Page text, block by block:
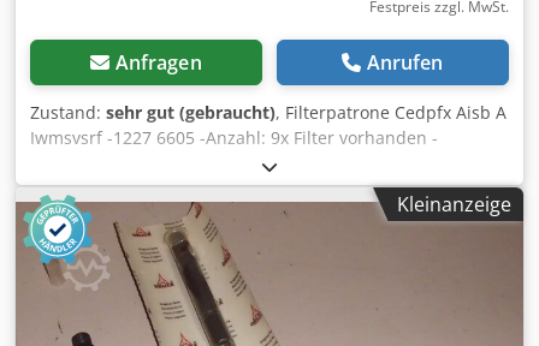
Festpreis zzgl. MwSt.
Anfragen Anrufen
Zustand: sehr gut (gebraucht), Filterpatrone Cedpfx Aisb A
Iwmsvsrf -1227 6605 -Anzahl: 9x Filter vorhanden -
Preis/Verkauf: komplett -Gewicht 1,5 kg/Stück -
Gesamtgewicht 13,5 kg
Kleinanzeige